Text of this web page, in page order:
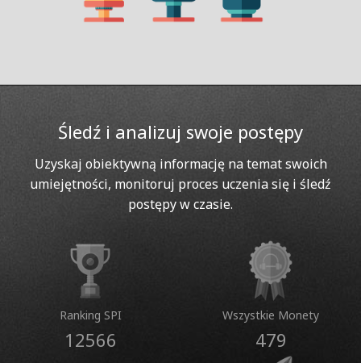
Śledź i analizuj swoje postępy
Uzyskaj obiektywną informację na temat swoich
umiejętności, monitoruj proces uczenia się i śledź
postępy w czasie.
Ranking SPI
12566
Wszystkie Monety
479